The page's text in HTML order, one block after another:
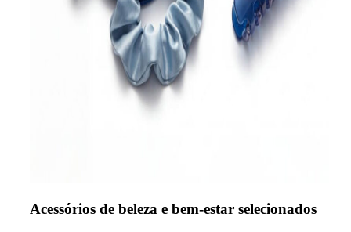
Acessórios de beleza e bem-estar selecionados